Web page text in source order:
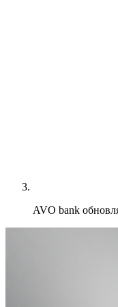
AVO bank